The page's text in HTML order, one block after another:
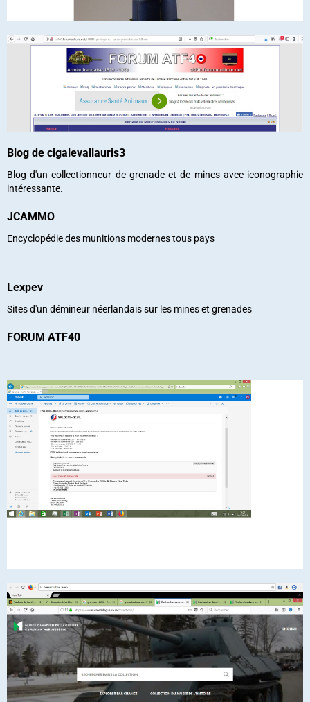
Blog de cigalevallauris3
Blog d'un collectionneur de grenade et de mines avec iconographie
intéressante.
JCAMMO
Encyclopédie des munitions modernes tous pays
Lexpev
Sites d'un démineur néerlandais sur les mines et grenades
FORUM ATF40